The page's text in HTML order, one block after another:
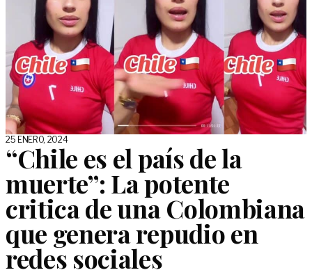
25 ENERO, 2024
“Chile es el país de la
muerte”: La potente
critica de una Colombiana
que genera repudio en
redes sociales